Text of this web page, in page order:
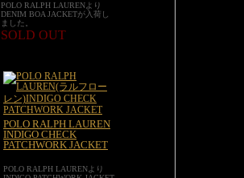
POLO RALPH LAURENより
DENIM BOA JACKETが入荷し
ました。
SOLD OUT
POLO RALPH LAUREN
INDIGO CHECK
PATCHWORK JACKET
POLO RALPH LAURENより